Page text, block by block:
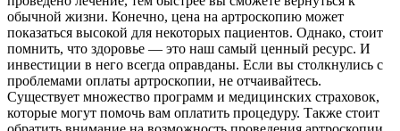
обычной жизни. Конечно, цена на артроскопию может
показаться высокой для некоторых пациентов. Однако, стоит
помнить, что здоровье — это наш самый ценный ресурс. И
инвестиции в него всегда оправданы. Если вы столкнулись с
проблемами оплаты артроскопии, не отчаивайтесь.
Существует множество программ и медицинских страховок,
которые могут помочь вам оплатить процедуру. Также стоит